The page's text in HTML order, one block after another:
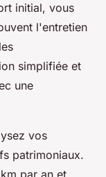
initial, vous
l'entretien
simplifiée et
une
vos
patrimoniaux.